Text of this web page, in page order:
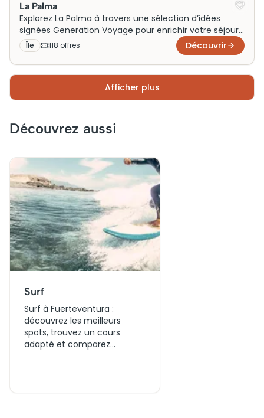
La Palma
Explorez La Palma à travers une sélection d’idées
signées Generation Voyage pour enrichir votre séjour.
Entre activités en famille, escapades en couple ou
sorties nature le temps d’un week-end, l’île dévoile
des visites volcaniques, des randonnées
spectaculaires et de superbes expériences autour de
paysages préservés pour vivre un voyage inoubliable.
Île 118 offres Découvrir
Afficher plus
Découvrez aussi
Surf
Surf à Fuerteventura :
découvrez les meilleurs
spots, trouvez un cours
adapté et comparez